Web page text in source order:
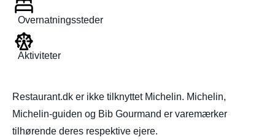
Overnatningssteder
Aktiviteter
Restaurant.dk er ikke tilknyttet Michelin. Michelin,
Michelin-guiden og Bib Gourmand er varemærker
tilhørende deres respektive ejere.